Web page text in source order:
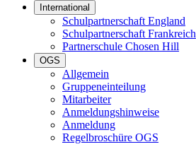
International
Schulpartnerschaft England
Schulpartnerschaft Frankreich
Partnerschule Chosen Hill
OGS
Allgemein
Gruppeneinteilung
Mitarbeiter
Anmeldungshinweise
Anmeldung
Regelbroschüre OGS